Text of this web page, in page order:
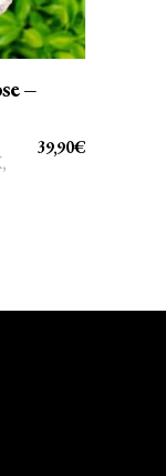
–
39,90€